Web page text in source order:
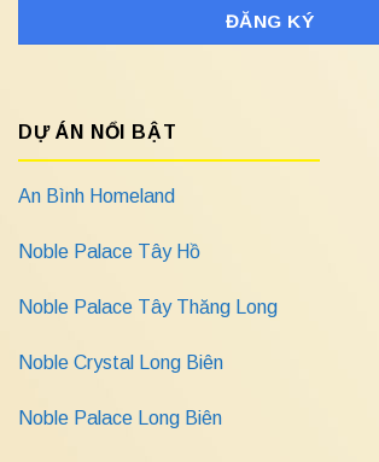
DỰ ÁN NỔI BẬT
An Bình Homeland
Noble Palace Tây Hồ
Noble Palace Tây Thăng Long
Noble Crystal Long Biên
Noble Palace Long Biên